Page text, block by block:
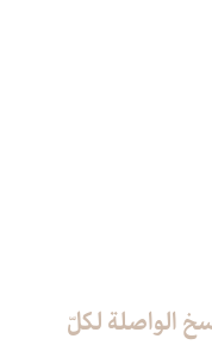
الواصلة لكلّ